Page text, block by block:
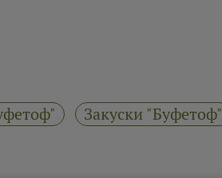
Закуски "Буфетоф"